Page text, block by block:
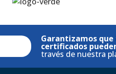
Garantizamos
certificados
través de nuestra